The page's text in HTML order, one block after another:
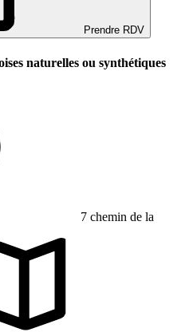
Prendre RDV
naturelles ou synthétiques
7 chemin de la